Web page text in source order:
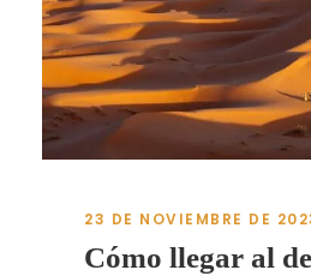
23 DE NOVIEMBRE DE
Cómo llegar al